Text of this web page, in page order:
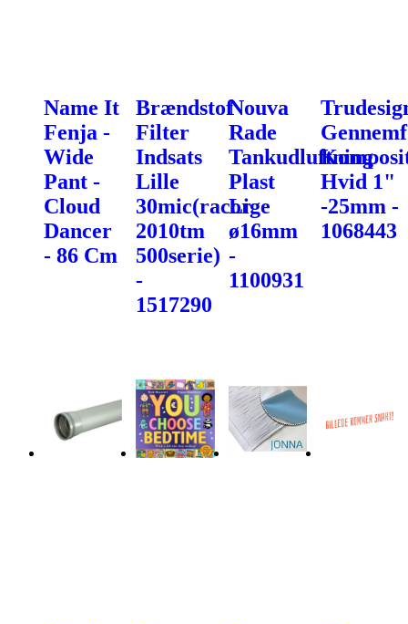
Name It
Fenja -
Wide
Pant -
Cloud
Dancer
- 86 Cm
Brændstof
Filter
Indsats
Lille
30mic(racor
2010tm
500serie)
-
1517290
Nouva
Rade
Tankudluftning
Plast
Lige
ø16mm
-
1100931
Hvid 1"
-25mm -
1068443